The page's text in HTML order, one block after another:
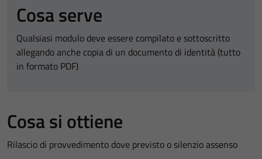
Cosa serve
Qualsiasi modulo deve essere compilato e sottoscritto
allegando anche copia di un documento di identità (tutto
in formato PDF)
Cosa si ottiene
Rilascio di provvedimento dove previsto o silenzio assenso